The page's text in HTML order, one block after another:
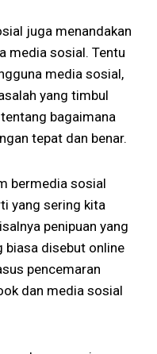
juga menandakan
media sosial. Tentu
media sosial,
yang timbul
bagaimana
tepat dan benar.
bermedia sosial
yang sering kita
penipuan yang
biasa disebut online
pencemaran
dan media sosial